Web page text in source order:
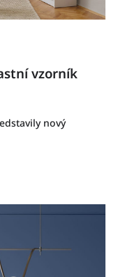
vzorník
nový